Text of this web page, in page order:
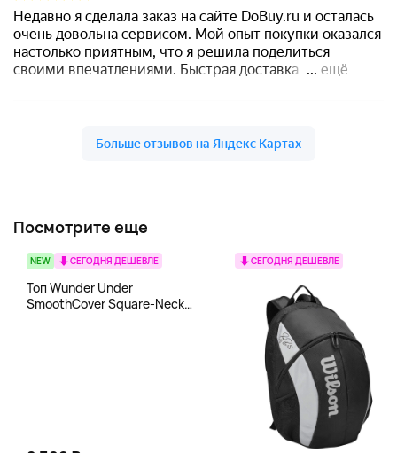
Посмотрите еще
NEW СЕГОДНЯ ДЕШЕВЛЕ
Топ Wunder Under
SmoothCover Square-Neck
СЕГОДНЯ ДЕШЕВЛЕ